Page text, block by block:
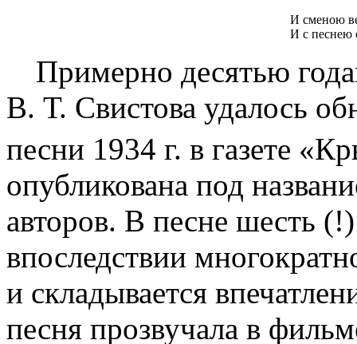
И сменою
И с песнею
Примерно десятью
В. Т. Свистова удалось
песни 1934 г. в газете
опубликована под
авторов. В песне шесть
впоследствии
и складывается
песня прозвучала в